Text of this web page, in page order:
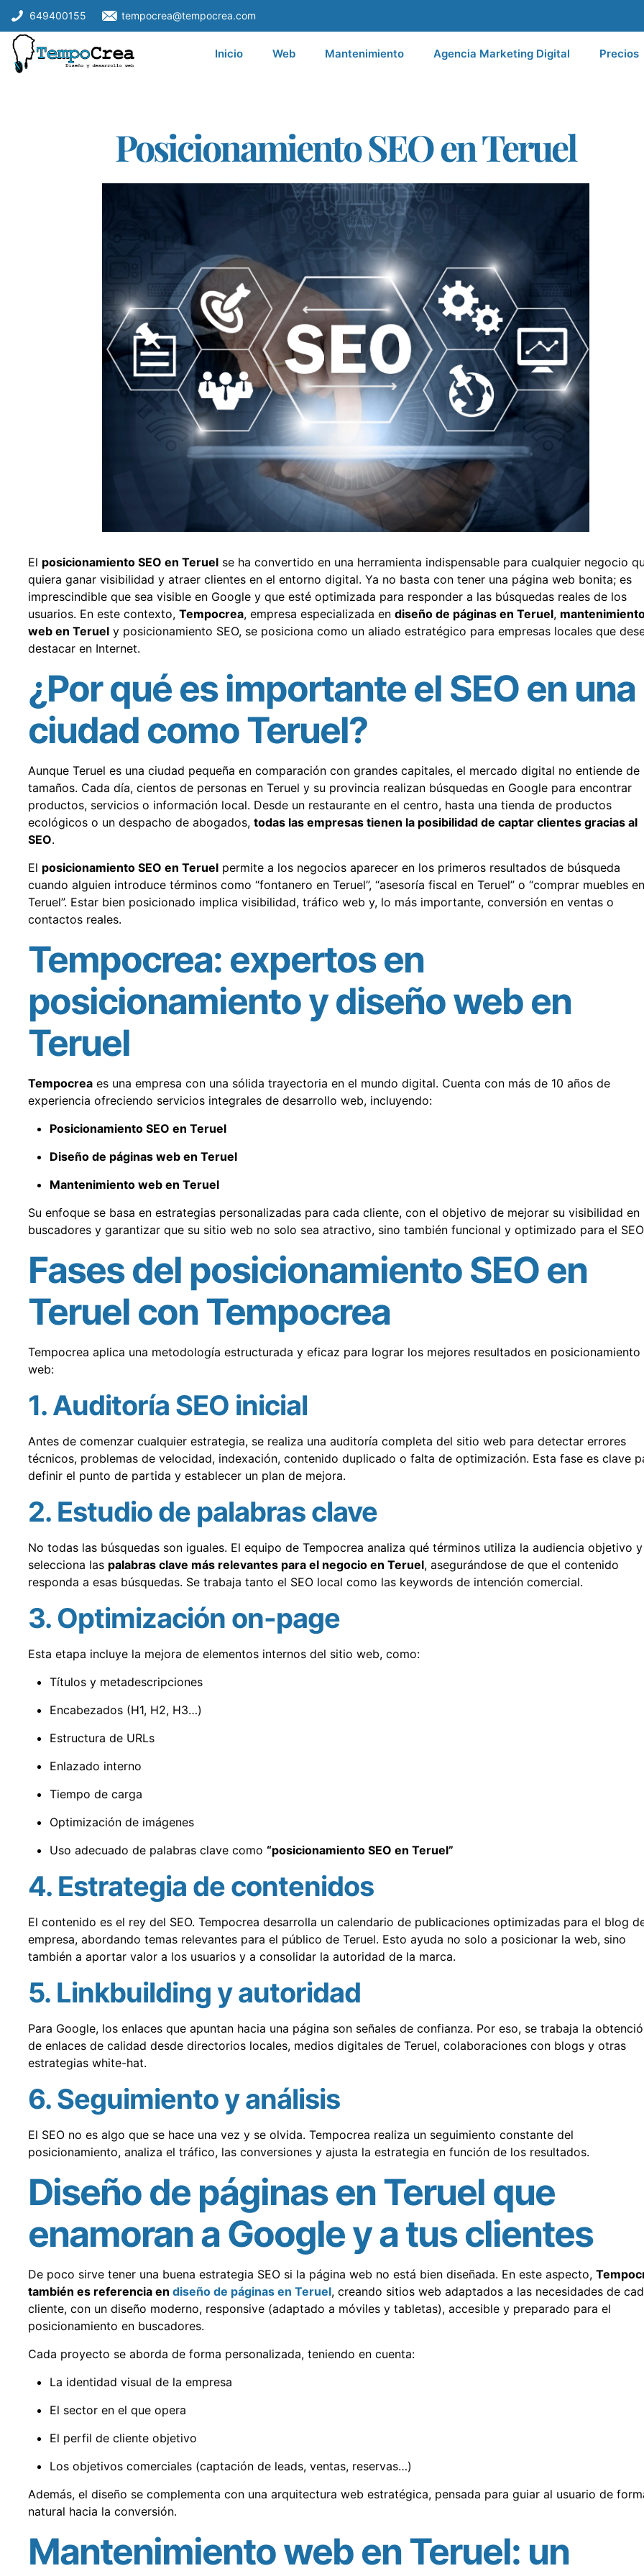
649400155 tempocrea@tempocrea.com
Inicio Web Mantenimiento Agencia Marketing Digital Precios
Posicionamiento SEO en Teruel
El posicionamiento SEO en Teruelse ha convertido en una herramienta indispensable para cualquier negocio
quiera ganar visibilidad y atraer clientes en el entorno digital. Ya no basta con tener una página web bonita; es
imprescindible que sea visible en Google y que esté optimizada para responder a las búsquedas reales de los
usuarios. En este contexto, Tempocrea, empresa especializada en diseño de páginas en Teruel,
web en Teruely posicionamiento SEO, se posiciona como un aliado estratégico para empresas locales que
destacar en Internet.
¿Por qué es importante el SEO en una
ciudad como Teruel?
Aunque Teruel es una ciudad pequeña en comparación con grandes capitales, el mercado digital no entiende de
tamaños. Cada día, cientos de personas en Teruel y su provincia realizan búsquedas en Google para encontrar
productos, servicios o información local. Desde un restaurante en el centro, hasta una tienda de productos
ecológicos o un despacho de abogados, todas las empresas tienen la posibilidad de captar clientes gracias al
SEO.
El posicionamiento SEO en Teruelpermite a los negocios aparecer en los primeros resultados de búsqueda
cuando alguien introduce términos como “fontanero en Teruel”, “asesoría fiscal en Teruel” o “comprar muebles en
Teruel”. Estar bien posicionado implica visibilidad, tráfico web y, lo más importante, conversión en ventas o
contactos reales.
Tempocrea: expertos en
posicionamiento y diseño web en
Teruel
Tempocreaes una empresa con una sólida trayectoria en el mundo digital. Cuenta con más de 10 años de
experiencia ofreciendo servicios integrales de desarrollo web, incluyendo:
Posicionamiento SEO en Teruel
Diseño de páginas web en Teruel
Mantenimiento web en Teruel
Su enfoque se basa en estrategias personalizadas para cada cliente, con el objetivo de mejorar su visibilidad en
buscadores y garantizar que su sitio web no solo sea atractivo, sino también funcional y optimizado para el
Fases del posicionamiento SEO en
Teruel con Tempocrea
Tempocrea aplica una metodología estructurada y eficaz para lograr los mejores resultados en posicionamiento
web:
1. Auditoría SEO inicial
Antes de comenzar cualquier estrategia, se realiza una auditoría completa del sitio web para detectar errores
técnicos, problemas de velocidad, indexación, contenido duplicado o falta de optimización. Esta fase es clave
definir el punto de partida y establecer un plan de mejora.
2. Estudio de palabras clave
No todas las búsquedas son iguales. El equipo de Tempocrea analiza qué términos utiliza la audiencia objetivo y
selecciona las palabras clave más relevantes para el negocio en Teruel, asegurándose de que el contenido
responda a esas búsquedas. Se trabaja tanto el SEO local como las keywords de intención comercial.
3. Optimización on-page
Esta etapa incluye la mejora de elementos internos del sitio web, como:
Títulos y metadescripciones
Encabezados (H1, H2, H3…)
Estructura de URLs
Enlazado interno
Tiempo de carga
Optimización de imágenes
Uso adecuado de palabras clave como “posicionamiento SEO en Teruel”
4. Estrategia de contenidos
El contenido es el rey del SEO. Tempocrea desarrolla un calendario de publicaciones optimizadas para el blog
empresa, abordando temas relevantes para el público de Teruel. Esto ayuda no solo a posicionar la web, sino
también a aportar valor a los usuarios y a consolidar la autoridad de la marca.
5. Linkbuilding y autoridad
Para Google, los enlaces que apuntan hacia una página son señales de confianza. Por eso, se trabaja la
de enlaces de calidad desde directorios locales, medios digitales de Teruel, colaboraciones con blogs y otras
estrategias white-hat.
6. Seguimiento y análisis
El SEO no es algo que se hace una vez y se olvida. Tempocrea realiza un seguimiento constante del
posicionamiento, analiza el tráfico, las conversiones y ajusta la estrategia en función de los resultados.
Diseño de páginas en Teruel que
enamoran a Google y a tus clientes
De poco sirve tener una buena estrategia SEO si la página web no está bien diseñada. En este aspecto,
también es referencia en diseño de páginas en Teruel, creando sitios web adaptados a las necesidades de
cliente, con un diseño moderno, responsive (adaptado a móviles y tabletas), accesible y preparado para el
posicionamiento en buscadores.
Cada proyecto se aborda de forma personalizada, teniendo en cuenta:
La identidad visual de la empresa
El sector en el que opera
El perfil de cliente objetivo
Los objetivos comerciales (captación de leads, ventas, reservas…)
Además, el diseño se complementa con una arquitectura web estratégica, pensada para guiar al usuario de
natural hacia la conversión.
Mantenimiento web en Teruel: un